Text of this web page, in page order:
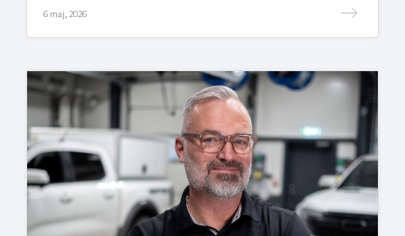
6 maj, 2026